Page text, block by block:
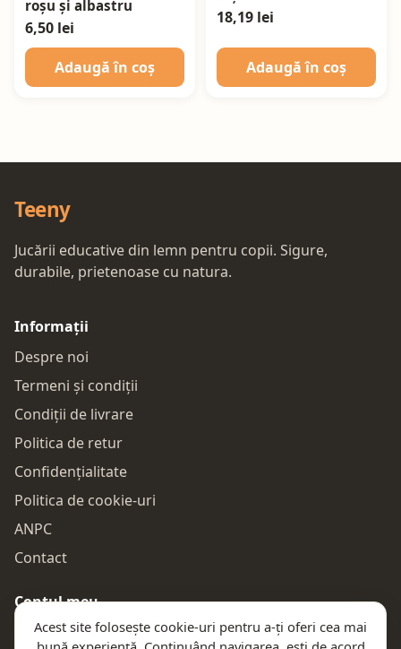
roșu și albastru
6,50 lei
Adaugă în coș
18,19 lei
Adaugă în coș
Teeny
Jucării educative din lemn pentru copii. Sigure,
durabile, prietenoase cu natura.
Informații
Despre noi
Termeni și condiții
Condiții de livrare
Politica de retur
Confidențialitate
Politica de cookie-uri
ANPC
Contact
Contul meu
Autentificare
Acest site folosește cookie-uri pentru a-ți oferi cea mai